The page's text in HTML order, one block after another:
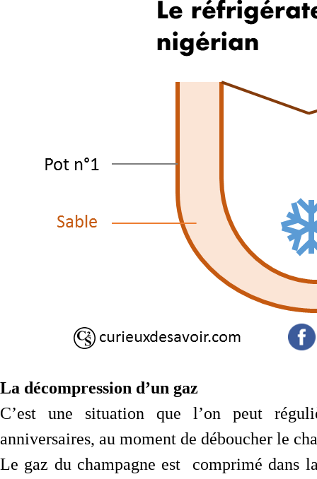
La décompression d’un gaz
C’est une situation que l’on peut
anniversaires, au moment de déboucher le
Le gaz du champagne est comprimé dans